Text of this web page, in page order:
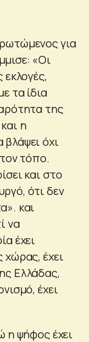
για
«Οι
εκλογές,
τα ίδια
της
η
όχι
τόπο.
και στο
ότι δεν
και
να
έχει
χώρας, έχει
Ελλάδας,
έχει
η ψήφος έχει